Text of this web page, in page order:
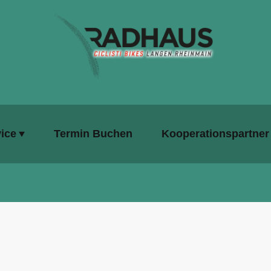
Termin Buchen Kooperationspartner